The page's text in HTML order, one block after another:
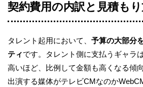
契約費用の内訳と見積も
タレント起用において、 予算の大部分
ティです。タレント側に支払うギャラ
高いほど、比例して金額も高くなる傾
出演する媒体がテレビCMなのか